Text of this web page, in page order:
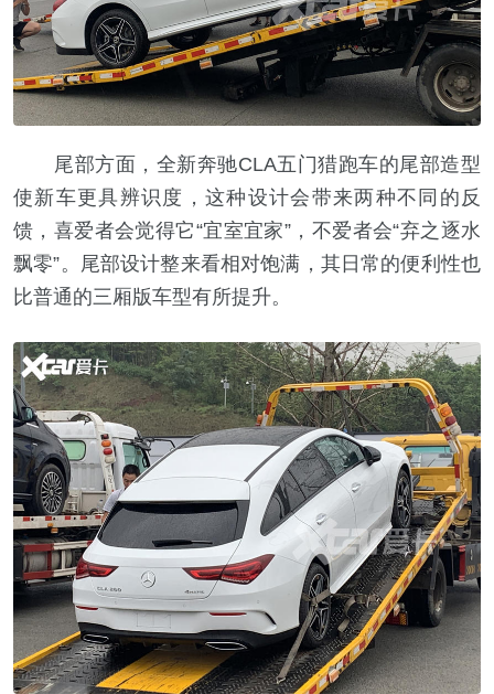
尾部方面，全新奔驰CLA五门猎跑车的尾部造型
使新车更具辨识度，这种设计会带来两种不同的反
馈，喜爱者会觉得它“宜室宜家”，不爱者会“弃之逐水
飘零”。尾部设计整来看相对饱满，其日常的便利性也
比普通的三厢版车型有所提升。